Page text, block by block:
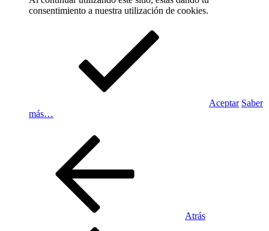
consentimiento a nuestra utilización de cookies.
Aceptar Saber
más…
Atrás